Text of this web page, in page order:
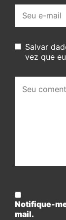
mail:
Salvar
vez que
comentário:
Notifique-
mail.